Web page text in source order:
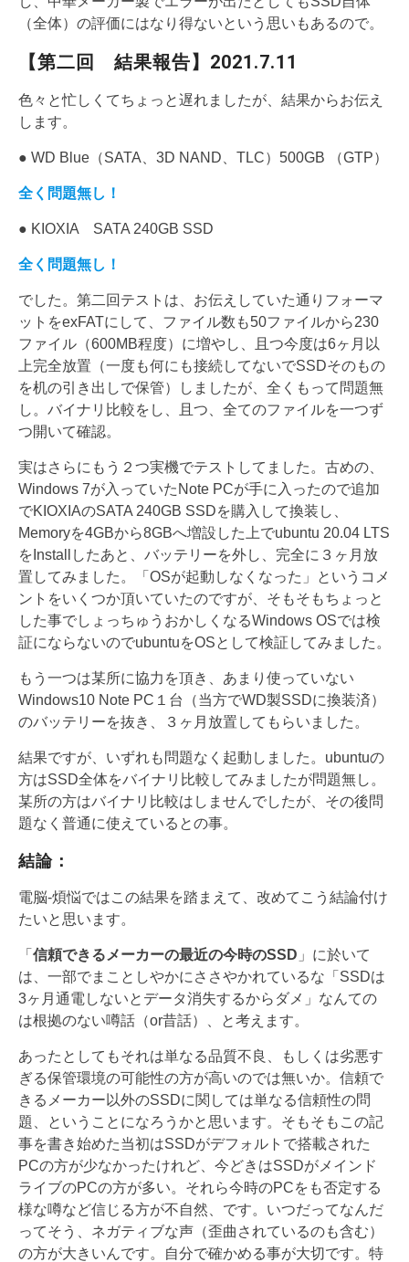
（全体）の評価にはなり得ないという思いもあるので。
【第二回 結果報告】2021.7.11
色々と忙しくてちょっと遅れましたが、結果からお伝え
します。
● WD Blue（SATA、3D NAND、TLC）500GB （GTP）
全く問題無し！
● KIOXIA SATA 240GB SSD
全く問題無し！
でした。第二回テストは、お伝えしていた通りフォーマ
ットをexFATにして、ファイル数も50ファイルから230
ファイル（600MB程度）に増やし、且つ今度は6ヶ月以
上完全放置（一度も何にも接続してないでSSDそのもの
を机の引き出しで保管）しましたが、全くもって問題無
し。バイナリ比較をし、且つ、全てのファイルを一つず
つ開いて確認。
実はさらにもう２つ実機でテストしてました。古めの、
Windows 7が入っていたNote PCが手に入ったので追加
でKIOXIAのSATA 240GB SSDを購入して換装し、
Memoryを4GBから8GBへ増設した上でubuntu 20.04 LTS
をInstallしたあと、バッテリーを外し、完全に３ヶ月放
置してみました。「OSが起動しなくなった」というコメ
ントをいくつか頂いていたのですが、そもそもちょっと
した事でしょっちゅうおかしくなるWindows OSでは検
証にならないのでubuntuをOSとして検証してみました。
もう一つは某所に協力を頂き、あまり使っていない
Windows10 Note PC１台（当方でWD製SSDに換装済）
のバッテリーを抜き、３ヶ月放置してもらいました。
結果ですが、いずれも問題なく起動しました。ubuntuの
方はSSD全体をバイナリ比較してみましたが問題無し。
某所の方はバイナリ比較はしませんでしたが、その後問
題なく普通に使えているとの事。
結論：
電脳-煩悩ではこの結果を踏まえて、改めてこう結論付け
たいと思います。
「 信頼できるメーカーの最近の今時のSSD 」に於いて
は、一部でまことしやかにささやかれているな「SSDは
3ヶ月通電しないとデータ消失するからダメ」なんての
は根拠のない噂話（or昔話）、と考えます。
あったとしてもそれは単なる品質不良、もしくは劣悪す
ぎる保管環境の可能性の方が高いのでは無いか。信頼で
きるメーカー以外のSSDに関しては単なる信頼性の問
題、ということになろうかと思います。そもそもこの記
事を書き始めた当初はSSDがデフォルトで搭載された
PCの方が少なかったけれど、今どきはSSDがメインド
ライブのPCの方が多い。それら今時のPCをも否定する
様な噂など信じる方が不自然、です。いつだってなんだ
ってそう、ネガティブな声（歪曲されているのも含む）
の方が大きいんです。自分で確かめる事が大切です。特